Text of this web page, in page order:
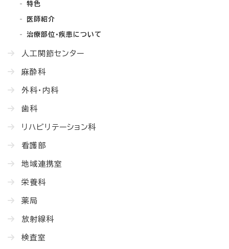
特色
医師紹介
治療部位・疾患について
人工関節センター
麻酔科
外科・内科
歯科
リハビリテーション科
看護部
地域連携室
栄養科
薬局
放射線科
検査室